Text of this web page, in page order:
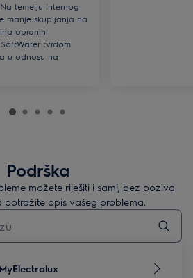
temelju internog
manje skupljanja na
opranih
tvrdom
u odnosu na
Podrška
možete riješiti i sami, bez poziva
potražite opis vašeg problema.
podrške